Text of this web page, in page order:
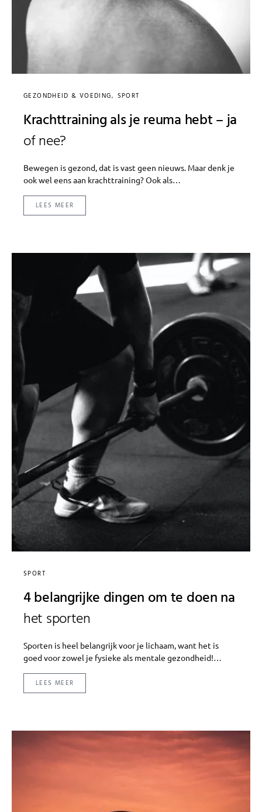
GEZONDHEID & VOEDING SPORT
Krachttraining als je reuma hebt – ja
of nee?
Bewegen is gezond, dat is vast geen nieuws. Maar denk je
ook wel eens aan krachttraining? Ook als…
LEES MEER
SPORT
4 belangrijke dingen om te doen na
het sporten
Sporten is heel belangrijk voor je lichaam, want het is
goed voor zowel je fysieke als mentale gezondheid!…
LEES MEER